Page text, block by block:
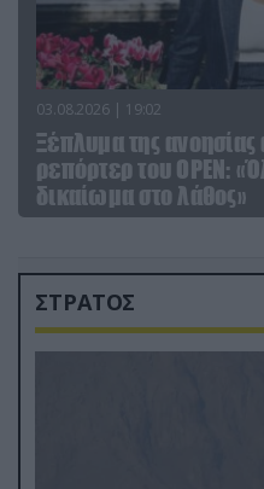
03.08.2026 | 19:02
Ξέπλυμα της ανοησίας
ρεπόρτερ του ΟΡΕΝ:
δικαίωμα στο λάθος»
ΣΤΡΑΤΟΣ